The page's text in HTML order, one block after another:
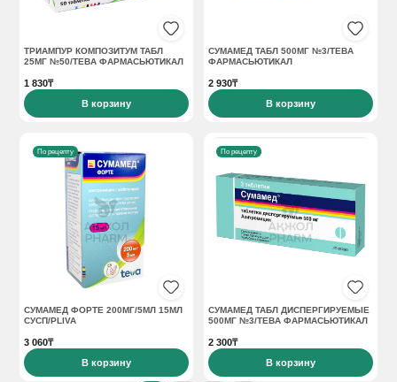
ТРИАМПУР КОМПОЗИТУМ ТАБЛ
25МГ №50/ТЕВА ФАРМАСЬЮТИКАЛ
1 830₸
В корзину
СУМАМЕД ТАБЛ 500МГ №3/ТЕВА
ФАРМАСЬЮТИКАЛ
2 930₸
В корзину
По рецепту
СУМАМЕД ФОРТЕ 200МГ/5МЛ 15МЛ
СУСП/PLIVA
3 060₸
В корзину
По рецепту
СУМАМЕД ТАБЛ ДИСПЕРГИРУЕМЫЕ
500МГ №3/ТЕВА ФАРМАСЬЮТИКАЛ
2 300₸
В корзину